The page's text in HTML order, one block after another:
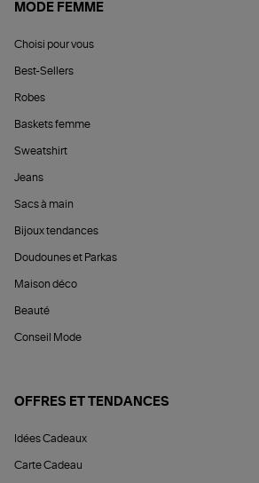
MODE FEMME
Choisi pour vous
Best-Sellers
Robes
Baskets femme
Sweatshirt
Jeans
Sacs à main
Bijoux tendances
Doudounes et Parkas
Maison déco
Beauté
Conseil Mode
OFFRES ET TENDANCES
Idées Cadeaux
Carte Cadeau